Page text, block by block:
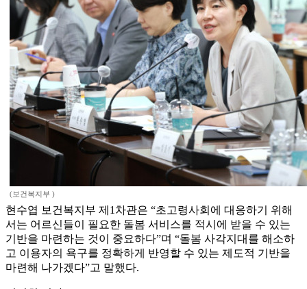
(보건복지부 )
현수엽 보건복지부 제1차관은 “초고령사회에 대응하기 위해
서는 어르신들이 필요한 돌봄 서비스를 적시에 받을 수 있는
기반을 마련하는 것이 중요하다”며 “돌봄 사각지대를 해소하
고 이용자의 욕구를 정확하게 반영할 수 있는 제도적 기반을
마련해 나가겠다”고 말했다.